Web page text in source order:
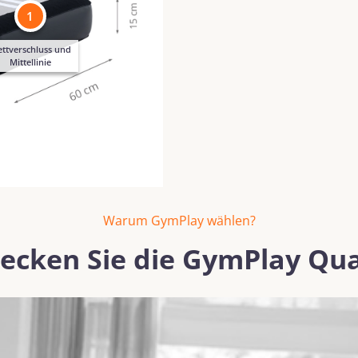
und
Mittellinie
1
Warum GymPlay wählen?
Sie die GymPlay